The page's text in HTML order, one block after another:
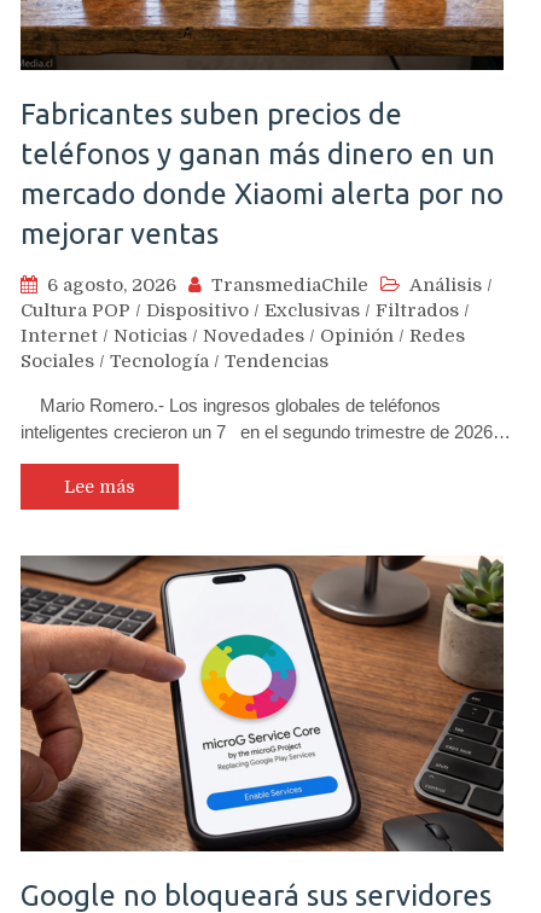
Fabricantes suben precios de
teléfonos y ganan más dinero en un
mercado donde Xiaomi alerta por no
mejorar ventas
6 agosto, 2026 TransmediaChile Análisis /
Cultura POP / Dispositivo / Exclusivas / Filtrados /
Internet / Noticias / Novedades / Opinión / Redes
Sociales / Tecnología / Tendencias
Mario Romero.- Los ingresos globales de teléfonos
inteligentes crecieron un 7 en el segundo trimestre de 2026…
Lee más
Google no bloqueará sus servidores